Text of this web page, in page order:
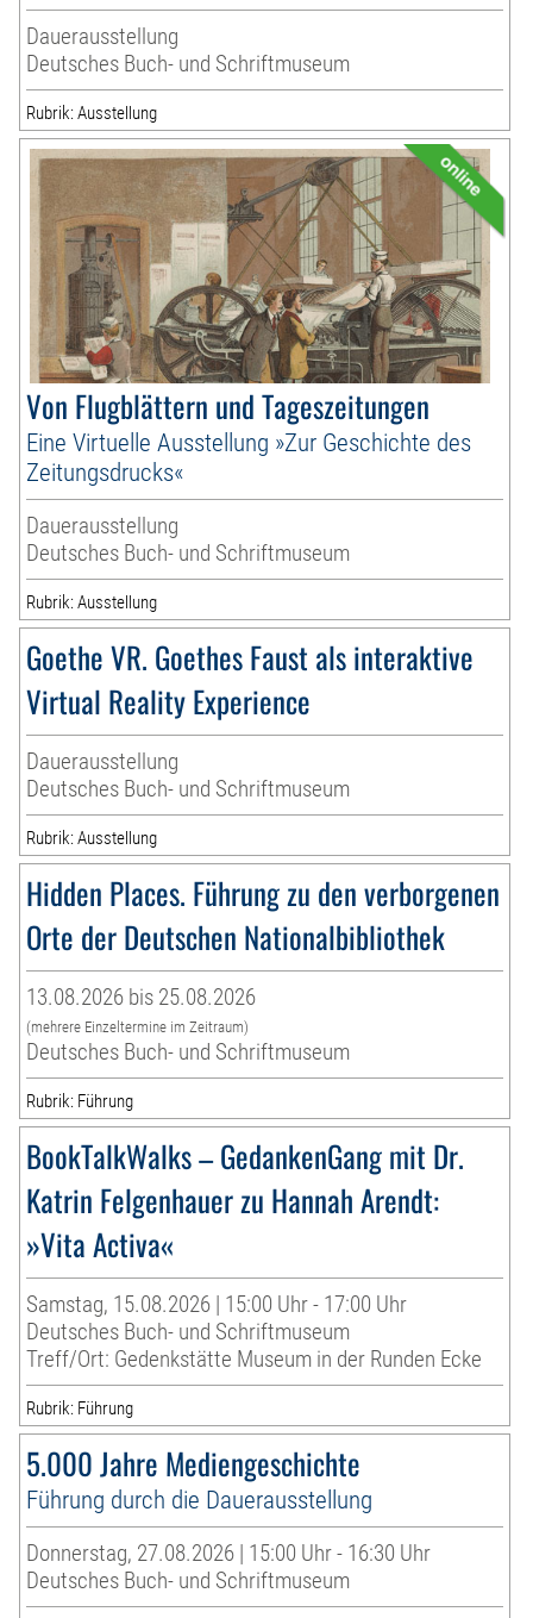
Dauerausstellung
Deutsches Buch- und Schriftmuseum
Rubrik: Ausstellung
Von Flugblättern und Tageszeitungen
Eine Virtuelle Ausstellung »Zur Geschichte des
Zeitungsdrucks«
Dauerausstellung
Deutsches Buch- und Schriftmuseum
Rubrik: Ausstellung
Goethe VR. Goethes Faust als interaktive
Virtual Reality Experience
Dauerausstellung
Deutsches Buch- und Schriftmuseum
Rubrik: Ausstellung
Hidden Places. Führung zu den verborgenen
Orte der Deutschen Nationalbibliothek
13.08.2026 bis 25.08.2026
(mehrere Einzeltermine im Zeitraum)
Deutsches Buch- und Schriftmuseum
Rubrik: Führung
BookTalkWalks – GedankenGang mit Dr.
Katrin Felgenhauer zu Hannah Arendt:
»Vita Activa«
Samstag, 15.08.2026 | 15:00 Uhr - 17:00 Uhr
Deutsches Buch- und Schriftmuseum
Treff/Ort: Gedenkstätte Museum in der Runden Ecke
Rubrik: Führung
5.000 Jahre Mediengeschichte
Führung durch die Dauerausstellung
Donnerstag, 27.08.2026 | 15:00 Uhr - 16:30 Uhr
Deutsches Buch- und Schriftmuseum